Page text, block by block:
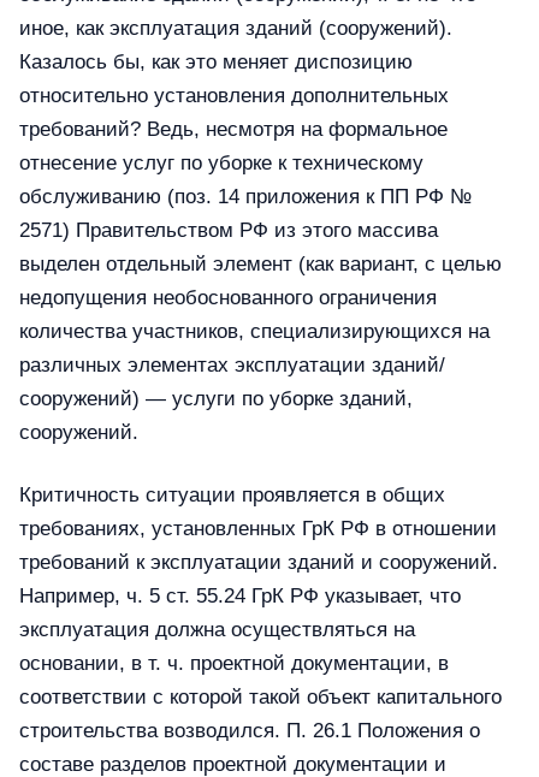
иное, как эксплуатация зданий (сооружений).
Казалось бы, как это меняет диспозицию
относительно установления дополнительных
требований? Ведь, несмотря на формальное
отнесение услуг по уборке к техническому
обслуживанию (поз. 14 приложения к ПП РФ №
2571) Правительством РФ из этого массива
выделен отдельный элемент (как вариант, с целью
недопущения необоснованного ограничения
количества участников, специализирующихся на
различных элементах эксплуатации зданий/
сооружений) — услуги по уборке зданий,
сооружений.
Критичность ситуации проявляется в общих
требованиях, установленных ГрК РФ в отношении
требований к эксплуатации зданий и сооружений.
Например, ч. 5 ст. 55.24 ГрК РФ указывает, что
эксплуатация должна осуществляться на
основании, в т. ч. проектной документации, в
соответствии с которой такой объект капитального
строительства возводился. П. 26.1 Положения о
составе разделов проектной документации и